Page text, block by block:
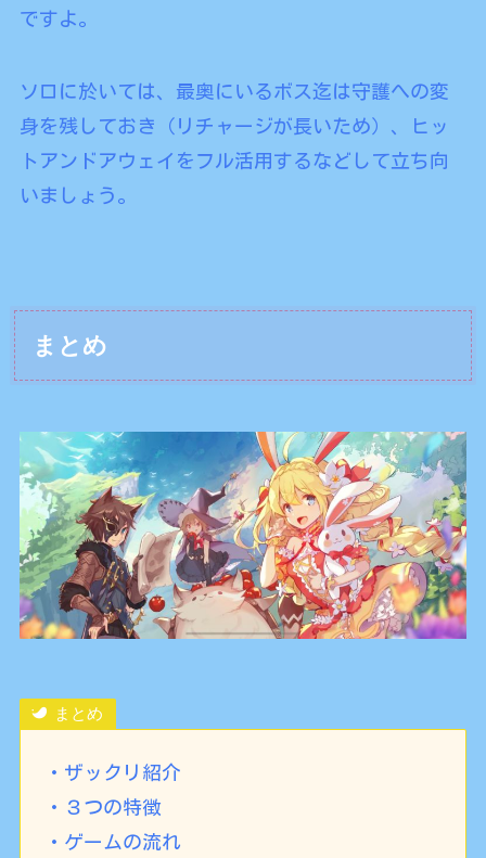
ですよ。
ソロに於いては、最奥にいるボス迄は守護への変
身を残しておき（リチャージが長いため）、ヒッ
トアンドアウェイをフル活用するなどして立ち向
いましょう。
まとめ
まとめ
・ザックリ紹介
・３つの特徴
・ゲームの流れ